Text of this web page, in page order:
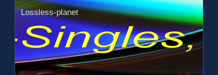
Lossless-planet